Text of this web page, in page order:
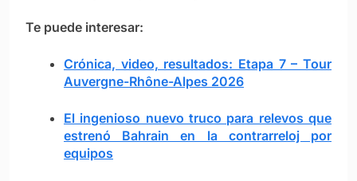
Te puede interesar:
Crónica, video, resultados: Etapa 7 – Tour
Auvergne-Rhône-Alpes 2026
El ingenioso nuevo truco para relevos que
estrenó Bahrain en la contrarreloj por
equipos